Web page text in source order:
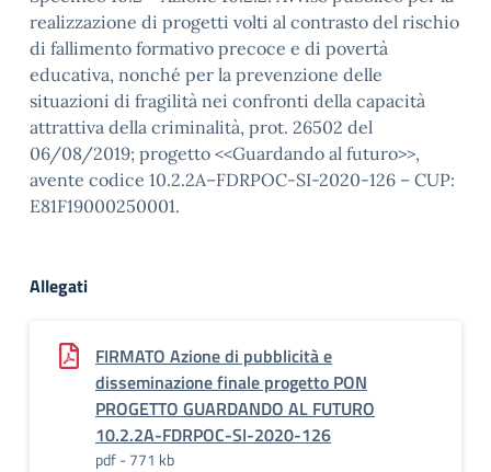
realizzazione di progetti volti al contrasto del rischio
di fallimento formativo precoce e di povertà
educativa, nonché per la prevenzione delle
situazioni di fragilità nei confronti della capacità
attrattiva della criminalità, prot. 26502 del
06/08/2019; progetto <<Guardando al futuro>>,
avente codice 10.2.2A–FDRPOC-SI-2020-126 – CUP:
E81F19000250001.
Allegati
FIRMATO Azione di pubblicità e
disseminazione finale progetto PON
PROGETTO GUARDANDO AL FUTURO
10.2.2A-FDRPOC-SI-2020-126
pdf - 771 kb